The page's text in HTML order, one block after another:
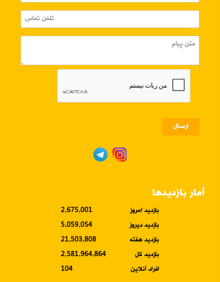
ارسـال
آمار بازدیدها
بازدید امروز
2,675,001
بازدید دیروز
5,059,054
بازدید هفته
21,503,808
بازدید کل
2,581,964,864
افراد آنلاین
104